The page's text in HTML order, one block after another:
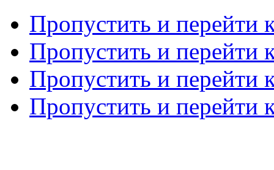
Пропустить и перейти
Пропустить и перейти
Пропустить и перейти
Пропустить и перейти